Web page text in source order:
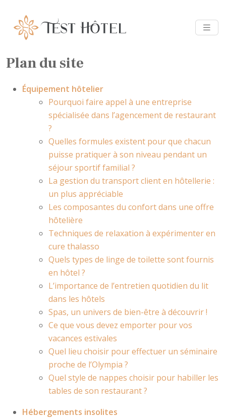
Plan du site
Équipement hôtelier
Pourquoi faire appel à une entreprise
spécialisée dans l’agencement de restaurant
?
Quelles formules existent pour que chacun
puisse pratiquer à son niveau pendant un
séjour sportif familial ?
La gestion du transport client en hôtellerie :
un plus appréciable
Les composantes du confort dans une offre
hôtelière
Techniques de relaxation à expérimenter en
cure thalasso
Quels types de linge de toilette sont fournis
en hôtel ?
L’importance de l’entretien quotidien du lit
dans les hôtels
Spas, un univers de bien-être à découvrir !
Ce que vous devez emporter pour vos
vacances estivales
Quel lieu choisir pour effectuer un séminaire
proche de l’Olympia ?
Quel style de nappes choisir pour habiller les
tables de son restaurant ?
Hébergements insolites